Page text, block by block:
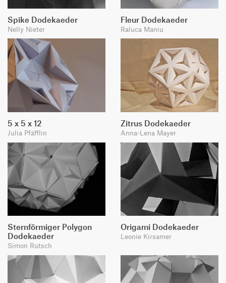
Spike Dodekaeder
Nelly Nieter
Fleur Dodekaeder
Raluca Maniu
5 x 5 x 12
Julia Pfäfflin
Zitrus Dodekaeder
Anna-Lena Mayer
Sternförmiger Polygon
Dodekaeder
Simon Rutsch
Origami Dodekaeder
Leonie Kirsamer